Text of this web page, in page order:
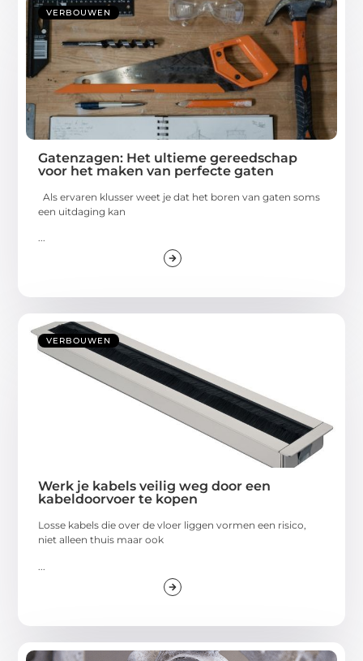
VERBOUWEN
Gatenzagen: Het ultieme gereedschap
voor het maken van perfecte gaten
Als ervaren klusser weet je dat het boren van gaten soms
een uitdaging kan
...
VERBOUWEN
Werk je kabels veilig weg door een
kabeldoorvoer te kopen
Losse kabels die over de vloer liggen vormen een risico,
niet alleen thuis maar ook